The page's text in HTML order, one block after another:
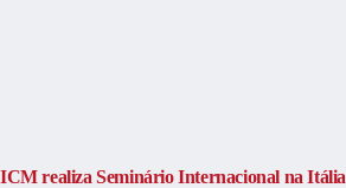
ICM realiza Seminário Internacional na Itália